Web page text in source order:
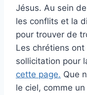
Jésus. Au sein
les conflits et la
pour trouver de
Les chrétiens
sollicitation pour
cette page. Que
le ciel, comme